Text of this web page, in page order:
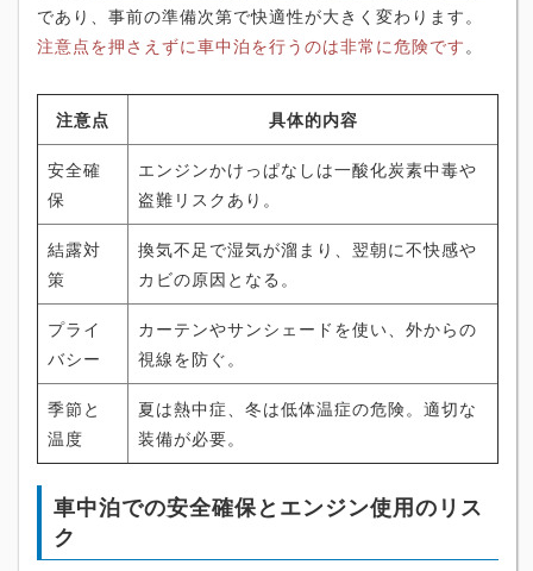
であり、事前の準備次第で快適性が大きく変わります。
注意点を押さえずに車中泊を行うのは非常に危険です。
注意点 具体的内容
安全確
保
エンジンかけっぱなしは一酸化炭素中毒や
盗難リスクあり。
結露対
策
換気不足で湿気が溜まり、翌朝に不快感や
カビの原因となる。
プライ
バシー
カーテンやサンシェードを使い、外からの
視線を防ぐ。
季節と
温度
夏は熱中症、冬は低体温症の危険。適切な
装備が必要。
車中泊での安全確保とエンジン使用のリス
ク